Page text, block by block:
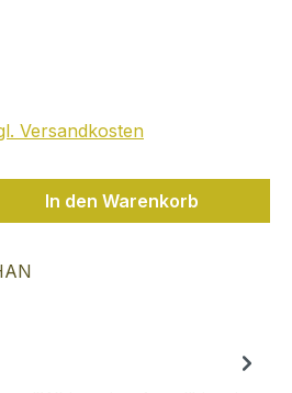
Versandkosten
Gib den
In den Warenkorb